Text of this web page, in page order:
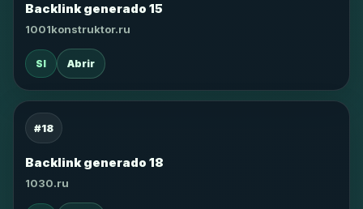
Backlink generado 15
1001konstruktor.ru
SI Abrir
#18
Backlink generado 18
1030.ru